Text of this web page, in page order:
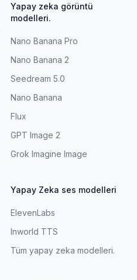
Yapay zeka görüntü
modelleri.
Nano Banana Pro
Nano Banana 2
Seedream 5.0
Nano Banana
Flux
GPT Image 2
Grok Imagine Image
Yapay Zeka ses modelleri
ElevenLabs
Inworld TTS
Tüm yapay zeka modelleri.